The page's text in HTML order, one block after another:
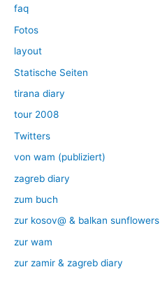
faq
Fotos
layout
Statische Seiten
tirana diary
tour 2008
Twitters
von wam (publiziert)
zagreb diary
zum buch
zur kosov@ & balkan sunflowers
zur wam
zur zamir & zagreb diary